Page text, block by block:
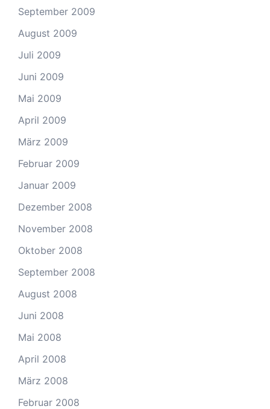
September 2009
August 2009
Juli 2009
Juni 2009
Mai 2009
April 2009
März 2009
Februar 2009
Januar 2009
Dezember 2008
November 2008
Oktober 2008
September 2008
August 2008
Juni 2008
Mai 2008
April 2008
März 2008
Februar 2008